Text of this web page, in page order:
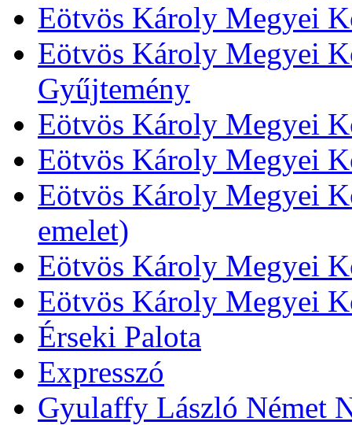
Eötvös Károly Megyei
Eötvös Károly Megyei
Gyűjtemény
Eötvös Károly Megyei
Eötvös Károly Megyei
Eötvös Károly Megyei
emelet)
Eötvös Károly Megyei
Eötvös Károly Megyei
Érseki Palota
Expresszó
Gyulaffy László Német